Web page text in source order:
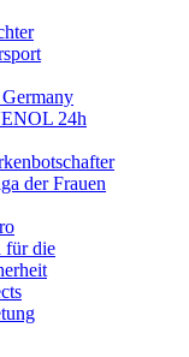
24h
der Frauen
für die